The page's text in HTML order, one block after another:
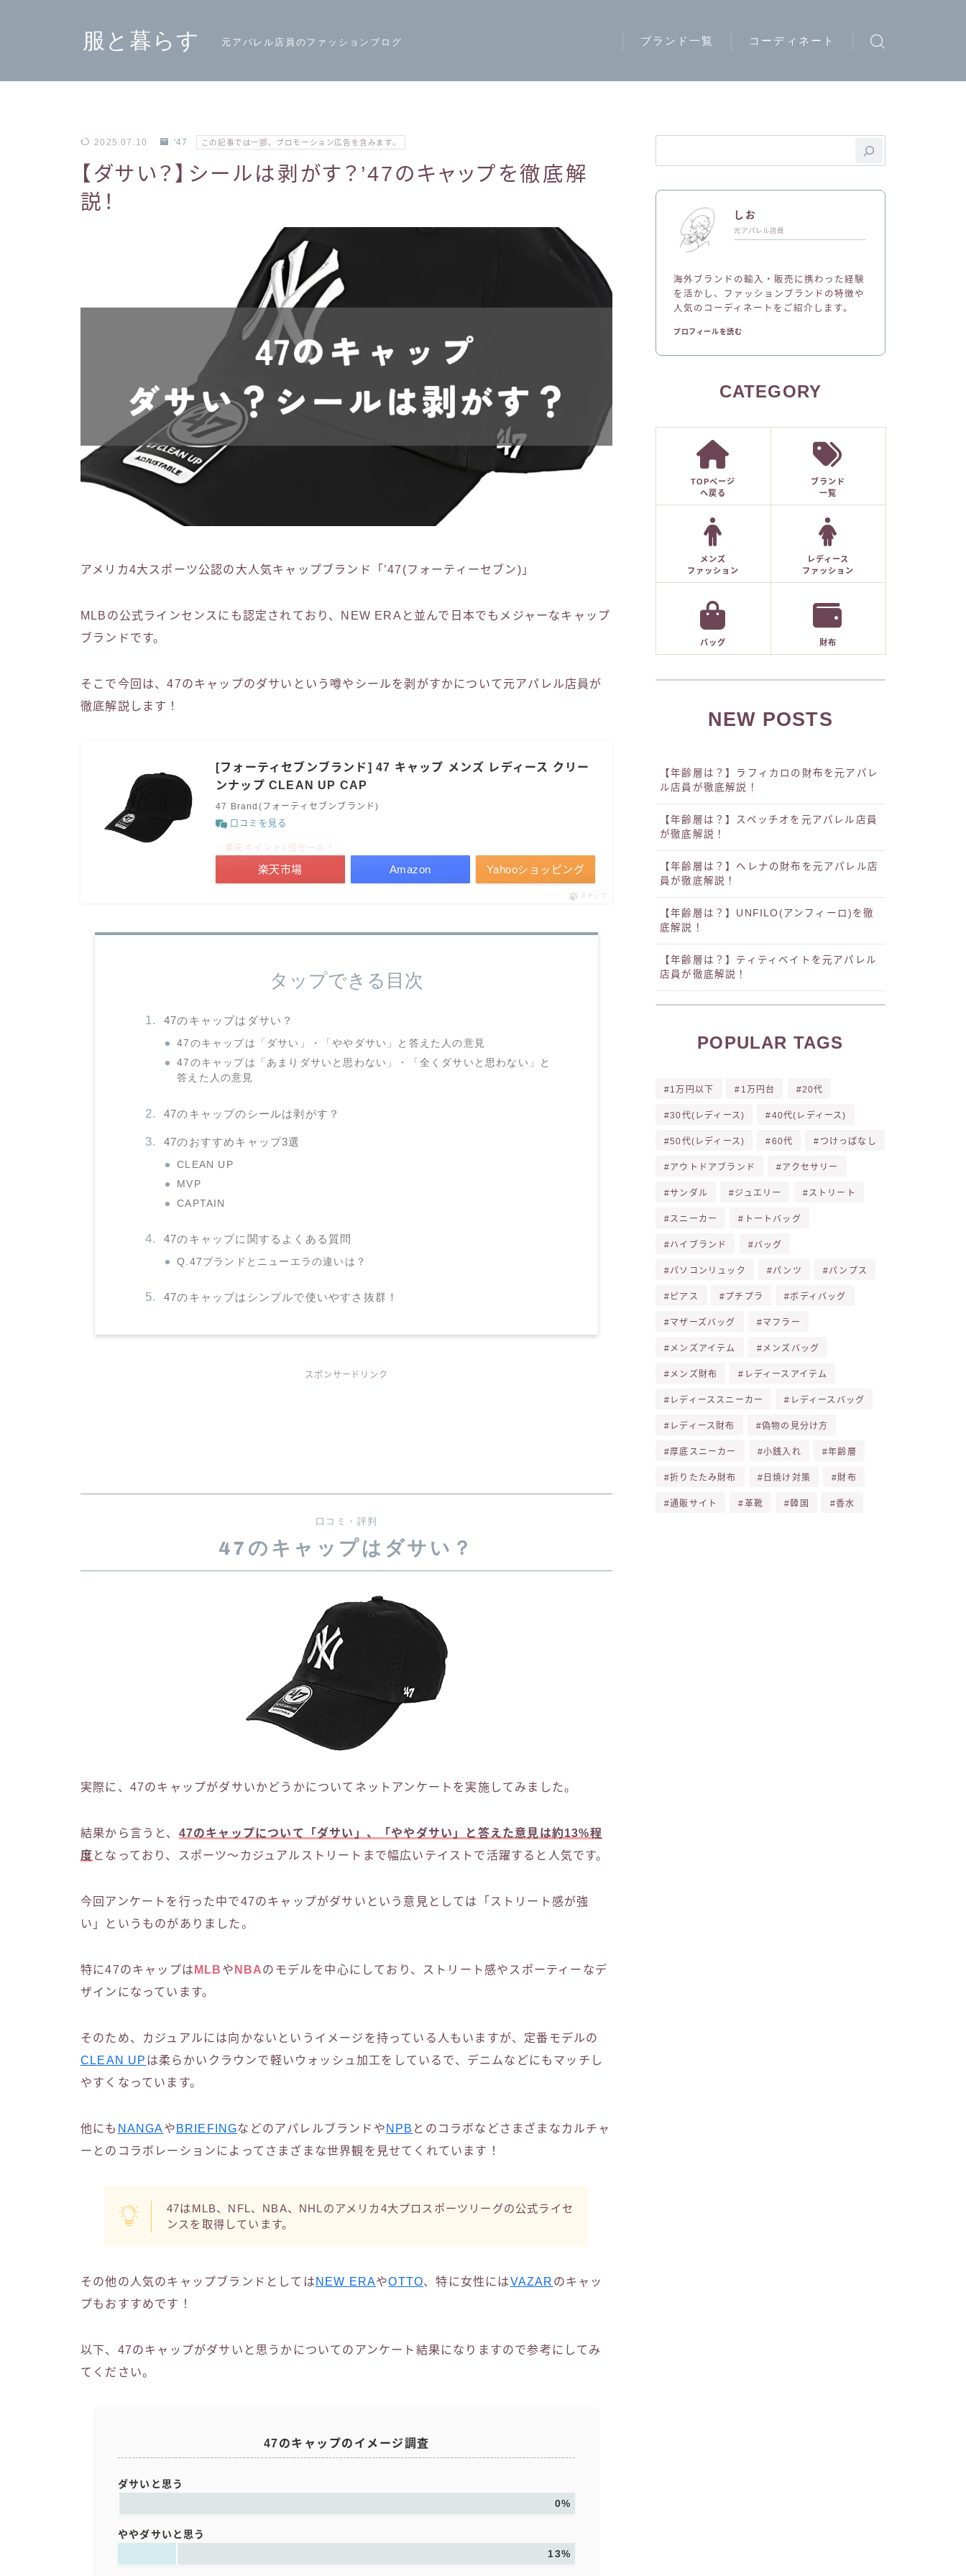
服と暮らす 元アパレル店員のファッションブログ ブランド一覧
モード系ブランド
ハイブランド
レディースブランド
カジュアルブランド
ワークウェアブランド
コーディネート
2025.07.10 '47 この記事では一部、プロモーション広告を含みます。
【ダサい？】シールは剥がす？’47のキャップを徹底解
説！
アメリカ4大スポーツ公認の大人気キャップブランド「’47(フォーティーセブン)」
MLBの公式ラインセンスにも認定されており、NEW ERAと並んで日本でもメジャーなキャップ
ブランドです。
そこで今回は、47のキャップのダサいという噂やシールを剥がすかについて元アパレル店員が
徹底解説します！
[フォーティセブンブランド] 47 キャップ メンズ レディース クリー
ンナップ CLEAN UP CAP
47 Brand(フォーティセブンブランド)
口コミを見る
Amazon
＼楽天ポイント4倍セール！／
楽天市場 Yahooショッピング
ポチップ
タップできる目次
47のキャップはダサい？
47のキャップは「ダサい」・「ややダサい」と答えた人の意見
47のキャップは「あまりダサいと思わない」・「全くダサいと思わない」と
答えた人の意見
47のキャップのシールは剥がす？
47のおすすめキャップ3選
CLEAN UP
MVP
CAPTAIN
47のキャップに関するよくある質問
Q.47ブランドとニューエラの違いは？
47のキャップはシンプルで使いやすさ抜群！
スポンサードリンク
口コミ・評判
47のキャップはダサい？
実際に、47のキャップがダサいかどうかについてネットアンケートを実施してみました。
結果から言うと、 47のキャップについて「ダサい」、「ややダサい」と答えた意見は約13%程
度 となっており、スポーツ〜カジュアルストリートまで幅広いテイストで活躍すると人気です。
今回アンケートを行った中で47のキャップがダサいという意見としては「ストリート感が強
い」というものがありました。
特に47のキャップは MLB や NBAのモデルを中心にしており、ストリート感やスポーティーなデ
ザインになっています。
そのため、カジュアルには向かないというイメージを持っている人もいますが、定番モデルの
CLEAN UP は柔らかいクラウンで軽いウォッシュ加工をしているで、デニムなどにもマッチし
やすくなっています。
他にも NANGAや BRIEFINGなどのアパレルブランドや NPB とのコラボなどさまざまなカルチャ
ーとのコラボレーションによってさまざまな世界観を見せてくれています！
47はMLB、NFL、NBA、NHLのアメリカ4大プロスポーツリーグの公式ライセ
ンスを取得しています。
その他の人気のキャップブランドとしては NEW ERAやOTTO、特に女性にはVAZAR のキャッ
プもおすすめです！
以下、47のキャップがダサいと思うかについてのアンケート結果になりますので参考にしてみ
てください。
47のキャップのイメージ調査
ダサいと思う
0%
ややダサいと思う
13%
しお
元アパレル店員
海外ブランドの輸入・販売に携わった経験
を活かし、ファッションブランドの特徴や
人気のコーディネートをご紹介します。
プロフィールを読む
CATEGORY
TOPページ
へ戻る
ブランド
一覧
メンズ
ファッション
レディース
ファッション
バッグ 財布
NEW POSTS
【年齢層は？】ラフィカロの財布を元アパレ
ル店員が徹底解説！
【年齢層は？】スペッチオを元アパレル店員
が徹底解説！
【年齢層は？】ヘレナの財布を元アパレル店
員が徹底解説！
【年齢層は？】UNFILO(アンフィーロ)を徹
底解説！
【年齢層は？】ティティベイトを元アパレル
店員が徹底解説！
POPULAR TAGS
1万円以下 1万円台 20代
30代(レディース) 40代(レディース)
50代(レディース) 60代 つけっぱなし
アウトドアブランド アクセサリー
サンダル ジュエリー ストリート
スニーカー トートバッグ
ハイブランド バッグ
パソコンリュック パンツ パンプス
ピアス プチプラ ボディバッグ
マザーズバッグ マフラー
メンズアイテム メンズバッグ
メンズ財布 レディースアイテム
レディーススニーカー レディースバッグ
レディース財布 偽物の見分け方
厚底スニーカー 小銭入れ 年齢層
折りたたみ財布 日焼け対策 財布
通販サイト 革靴 韓国 香水